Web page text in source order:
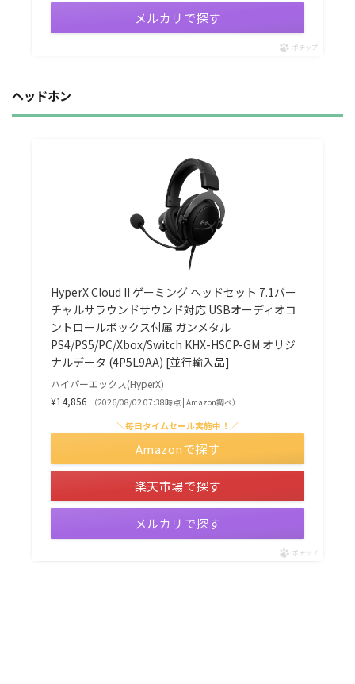
メルカリで探す
ポチップ
ヘッドホン
HyperX Cloud II ゲーミング ヘッドセット 7.1バー
チャルサラウンドサウンド対応 USBオーディオコ
ントロールボックス付属 ガンメタル
PS4/PS5/PC/Xbox/Switch KHX-HSCP-GM オリジ
ナルデータ (4P5L9AA) [並行輸入品]
ハイパーエックス(HyperX)
¥14,856
（2026/08/02 07:38時点 | Amazon調べ）
＼毎日タイムセール実施中！／
Amazonで探す
楽天市場で探す
メルカリで探す
ポチップ